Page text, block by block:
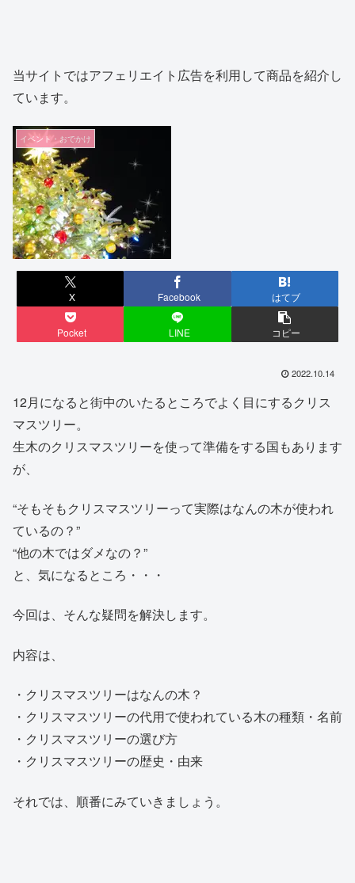
当サイトではアフェリエイト広告を利用して商品を紹介し
ています。
イベント・おでかけ
X Facebook はてブ
Pocket LINE コピー
2022.10.14
12月になると街中のいたるところでよく目にするクリス
マスツリー。
生木のクリスマスツリーを使って準備をする国もあります
が、
“そもそもクリスマスツリーって実際はなんの木が使われ
ているの？”
“他の木ではダメなの？”
と、気になるところ・・・
今回は、そんな疑問を解決します。
内容は、
・クリスマスツリーはなんの木？
・クリスマスツリーの代用で使われている木の種類・名前
・クリスマスツリーの選び方
・クリスマスツリーの歴史・由来
それでは、順番にみていきましょう。